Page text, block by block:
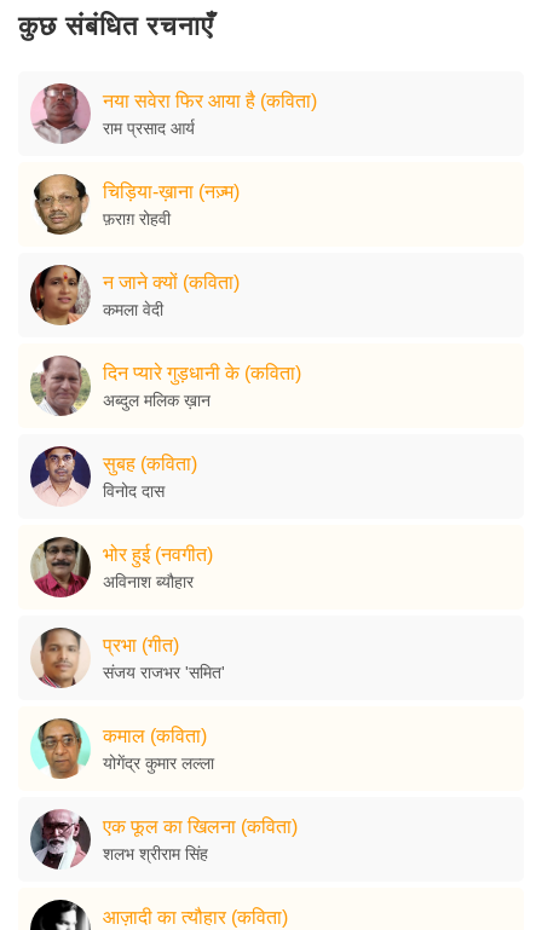
कुछ संबंधित रचनाएँ
नया सवेरा फिर आया है (कविता)
राम प्रसाद आर्य
चिड़िया-ख़ाना (नज़्म)
फ़राग़ रोहवी
न जाने क्यों (कविता)
कमला वेदी
दिन प्यारे गुड़धानी के (कविता)
अब्दुल मलिक ख़ान
सुबह (कविता)
विनोद दास
भोर हुई (नवगीत)
अविनाश ब्यौहार
प्रभा (गीत)
संजय राजभर 'समित'
कमाल (कविता)
योगेंद्र कुमार लल्ला
एक फूल का खिलना (कविता)
शलभ श्रीराम सिंह
आज़ादी का त्यौहार (कविता)